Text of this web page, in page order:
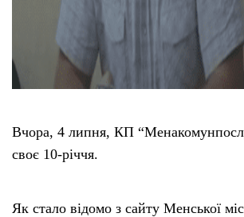
Вчора, 4 липня, КП
своє 10-річчя.
Як стало відомо з сайту Менської